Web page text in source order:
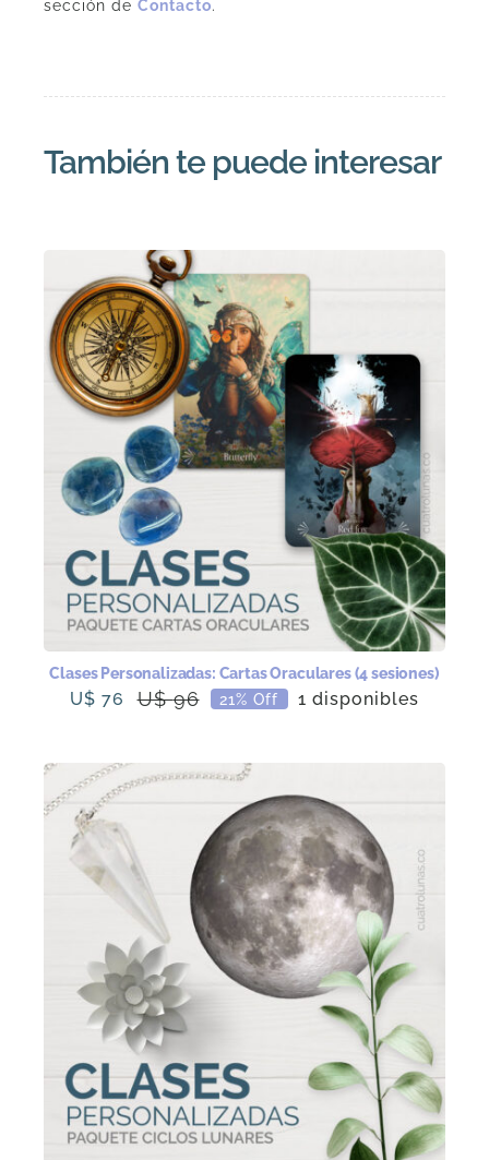
sección de Contacto.
También te puede interesar
Clases Personalizadas: Cartas Oraculares (4 sesiones)
U$96El
era:
U$76
El
es:
21% Off 1 disponibles